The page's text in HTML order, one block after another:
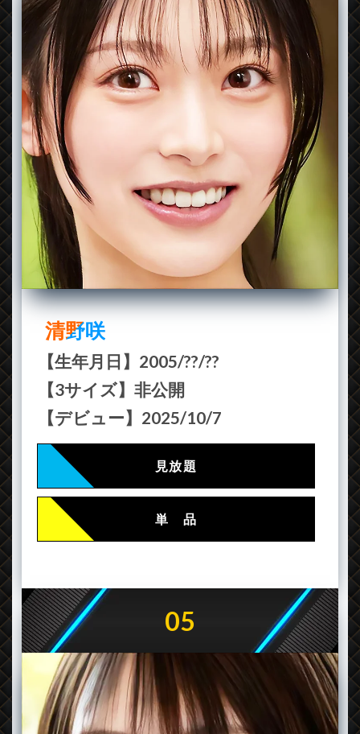
清野咲
【生年月日】2005/??/??
【3サイズ】非公開
【デビュー】2025/10/7
見放題
単 品
05